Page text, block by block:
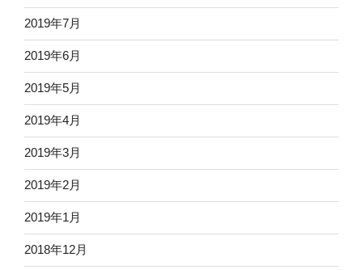
2019年7月
2019年6月
2019年5月
2019年4月
2019年3月
2019年2月
2019年1月
2018年12月